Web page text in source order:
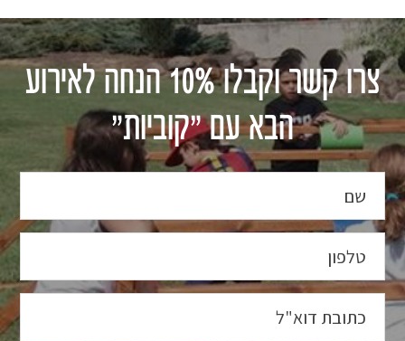
צרו קשר וקבלו 10% הנחה לאירוע
הבא עם "קוביות"